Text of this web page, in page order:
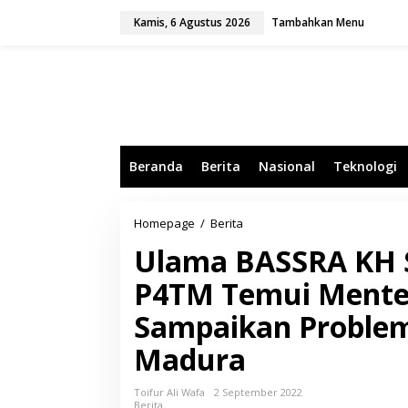
Kamis, 6 Agustus 2026 Tambahkan Menu
Beranda Berita Nasional Teknologi
Homepage / Berita
a
m
a
B
A
S
S
R
A
Ulama BASSRA
P4TM Temui
Sampaikan
Madura
Toifur Ali Wafa
2 September 2022
Berita